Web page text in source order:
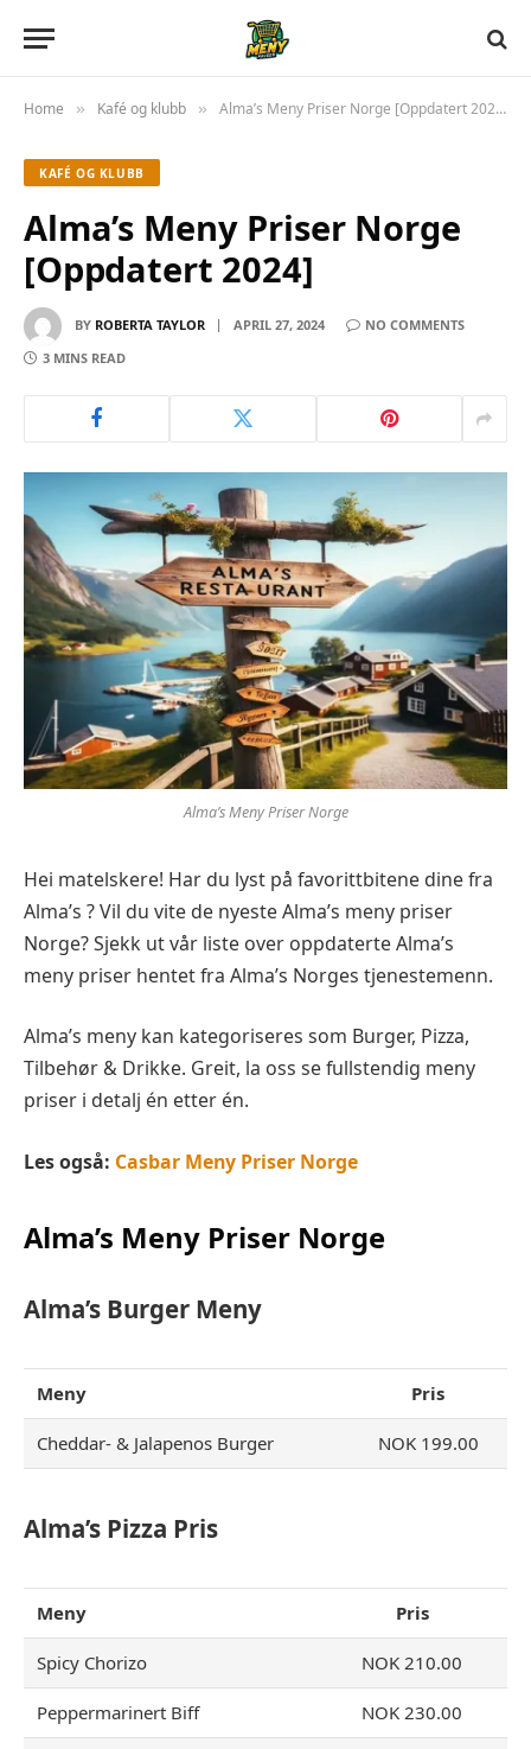
Home » Kafé og klubb » Alma’s Meny Priser Norge [Oppdatert 2024]
KAFÉ OG KLUBB
Alma’s Meny Priser Norge
[Oppdatert 2024]
BY ROBERTA TAYLOR APRIL 27, 2024
NO COMMENTS
3 MINS READ
Alma’s Meny Priser Norge
Hei matelskere! Har du lyst på favorittbitene dine fra
Alma’s ? Vil du vite de nyeste Alma’s meny priser
Norge? Sjekk ut vår liste over oppdaterte Alma’s
meny priser hentet fra Alma’s Norges tjenestemenn.
Alma’s meny kan kategoriseres som Burger, Pizza,
Tilbehør & Drikke. Greit, la oss se fullstendig meny
priser i detalj én etter én.
Les også: Casbar Meny Priser Norge
Alma’s Meny Priser Norge
Alma’s Burger Meny
Meny Pris
Cheddar- & Jalapenos Burger NOK 199.00
Alma’s Pizza Pris
Meny Pris
Spicy Chorizo NOK 210.00
Peppermarinert Biff NOK 230.00